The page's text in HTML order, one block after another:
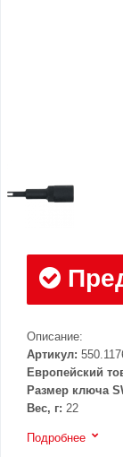
Описание:
Артикул:
Европейский
Размер ключа
Вес, г: 22
Подробнее